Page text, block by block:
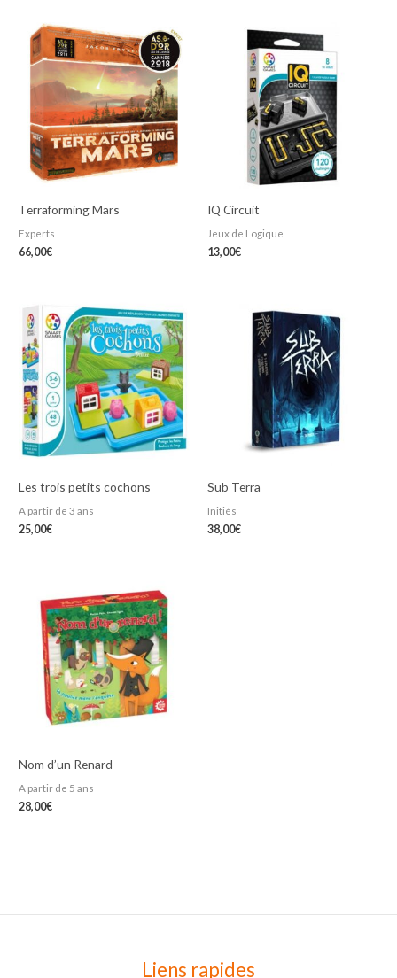
Terraforming Mars
Experts
66,00€
IQ Circuit
Jeux de Logique
13,00€
Les trois petits cochons
A partir de 3 ans
25,00€
Sub Terra
Initiés
38,00€
Nom d’un Renard
A partir de 5 ans
28,00€
Liens rapides